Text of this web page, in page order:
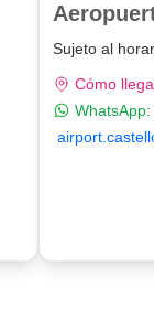
Sujeto al
Cómo
WhatsApp: